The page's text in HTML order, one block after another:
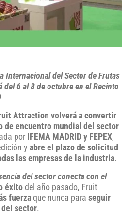
Internacional del Sector de Frutas
del 6 al 8 de octubre en el Recinto
Attraction volverá a convertir
de encuentro mundial del sector
por IFEMA MADRID y FEPEX,
y abre el plazo de solicitud
las empresas de la industria.
del sector conecta con el
éxito del año pasado, Fruit
fuerza que nunca para seguir
sector.